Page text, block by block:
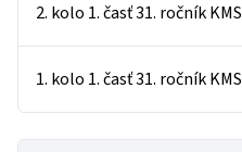
2. kolo 1. časť 31. ročník KMS
1. kolo 1. časť 31. ročník KMS